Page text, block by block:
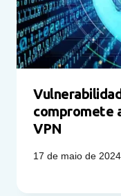
compromete
VPN
17 de maio de 2024